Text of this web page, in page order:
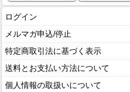
ログイン
メルマガ申込/停止
特定商取引法に基づく表示
送料とお支払い方法について
個人情報の取扱いについて